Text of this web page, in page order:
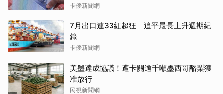
卡優新聞網
7月出口連33紅超狂 追平最長上升週期紀
錄
卡優新聞網
美墨達成協議！遭卡關逾千噸墨西哥酪梨獲
准放行
民視新聞網